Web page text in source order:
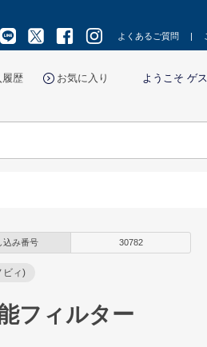
よくあるご質問
履歴 お気に入り ようこそ ゲ
込み番号 30782
ビィ)
フィルター